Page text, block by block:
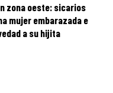
zona oeste: sicarios
mujer embarazada e
a su hijita